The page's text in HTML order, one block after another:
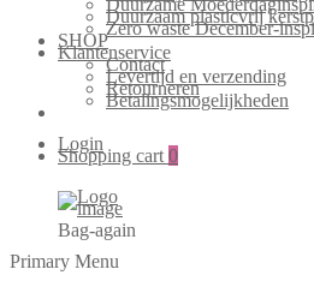
Duurzame
Duurzaam plasticvrij
Zero waste December-
SHOP
Klantenservice
Contact
Levertijd en verzending
Retourneren
Betalingsmogelijkheden
Login
Shopping cart 0
Bag-again
Primary Menu